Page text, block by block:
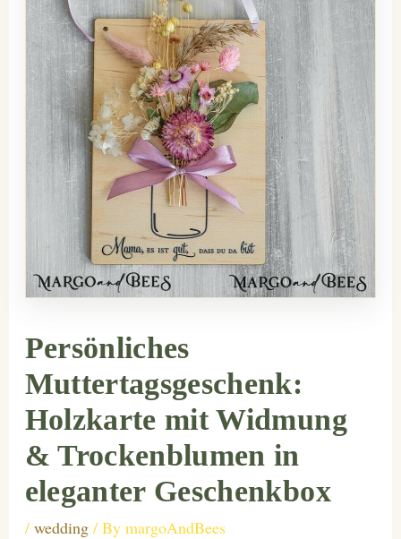
Persönliches
Muttertagsgeschenk:
Holzkarte mit Widmung
& Trockenblumen in
eleganter Geschenkbox
/ wedding/ By margoAndBees